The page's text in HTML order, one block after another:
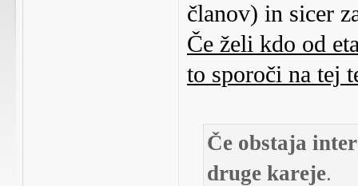
članov) in sicer
Če želi kdo od
to sporoči na tej
Če obstaja
druge kareje.